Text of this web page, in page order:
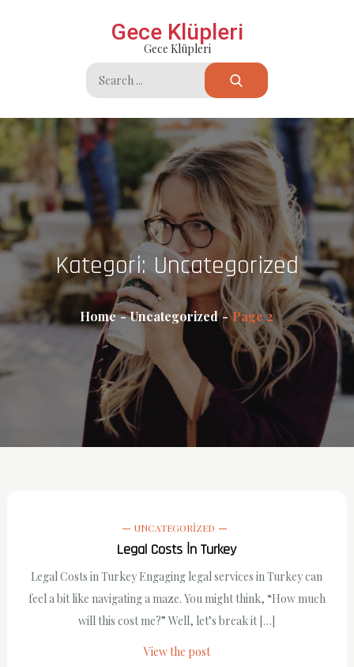
Gece Klüpleri
Gece Klüpleri
Search
for:
Kategori: Uncategorized
Home Uncategorized Page 2
UNCATEGORIZED
Legal Costs İn Turkey
Legal Costs in Turkey Engaging legal services in Turkey can
feel a bit like navigating a maze. You might think, “How much
will this cost me?” Well, let’s break it […]
View the post